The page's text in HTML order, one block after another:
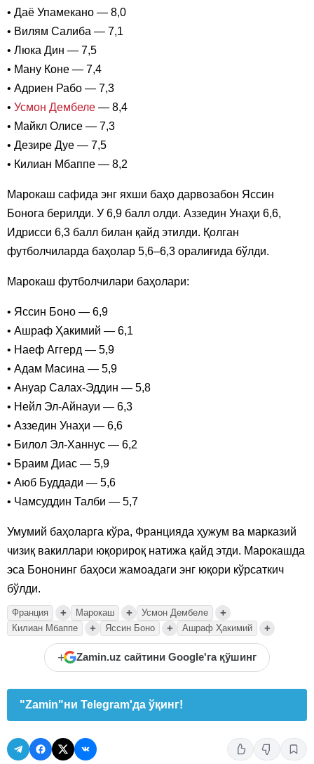
• Даё Упамекано — 8,0
• Вилям Салиба — 7,1
• Люка Дин — 7,5
• Ману Коне — 7,4
• Адриен Рабо — 7,3
• Усмон Дембеле — 8,4
• Майкл Олисе — 7,3
• Дезире Дуе — 7,5
• Килиан Мбаппе — 8,2
Марокаш сафида энг яхши баҳо дарвозабон Яссин
Бонога берилди. У 6,9 балл олди. Аззедин Унаҳи 6,6,
Идрисси 6,3 балл билан қайд этилди. Қолган
футболчиларда баҳолар 5,6–6,3 оралиғида бўлди.
Марокаш футболчилари баҳолари:
• Яссин Боно — 6,9
• Ашраф Ҳакимий — 6,1
• Наеф Аггерд — 5,9
• Адам Масина — 5,9
• Ануар Салах-Эддин — 5,8
• Нейл Эл-Айнауи — 6,3
• Аззедин Унаҳи — 6,6
• Билол Эл-Ханнус — 6,2
• Браим Диас — 5,9
• Аюб Буддади — 5,6
• Чамсуддин Талби — 5,7
Умумий баҳоларга кўра, Францияда ҳужум ва марказий
чизиқ вакиллари юқорироқ натижа қайд этди. Марокашда
эса Бононинг баҳоси жамоадаги энг юқори кўрсаткич
бўлди.
Франция + Марокаш + Усмон Дембеле +
Килиан Мбаппе + Яссин Боно + Ашраф Ҳакимий +
+ Zamin.uz сайтини Google'га қўшинг
"Zamin"ни Telegram'да ўқинг!